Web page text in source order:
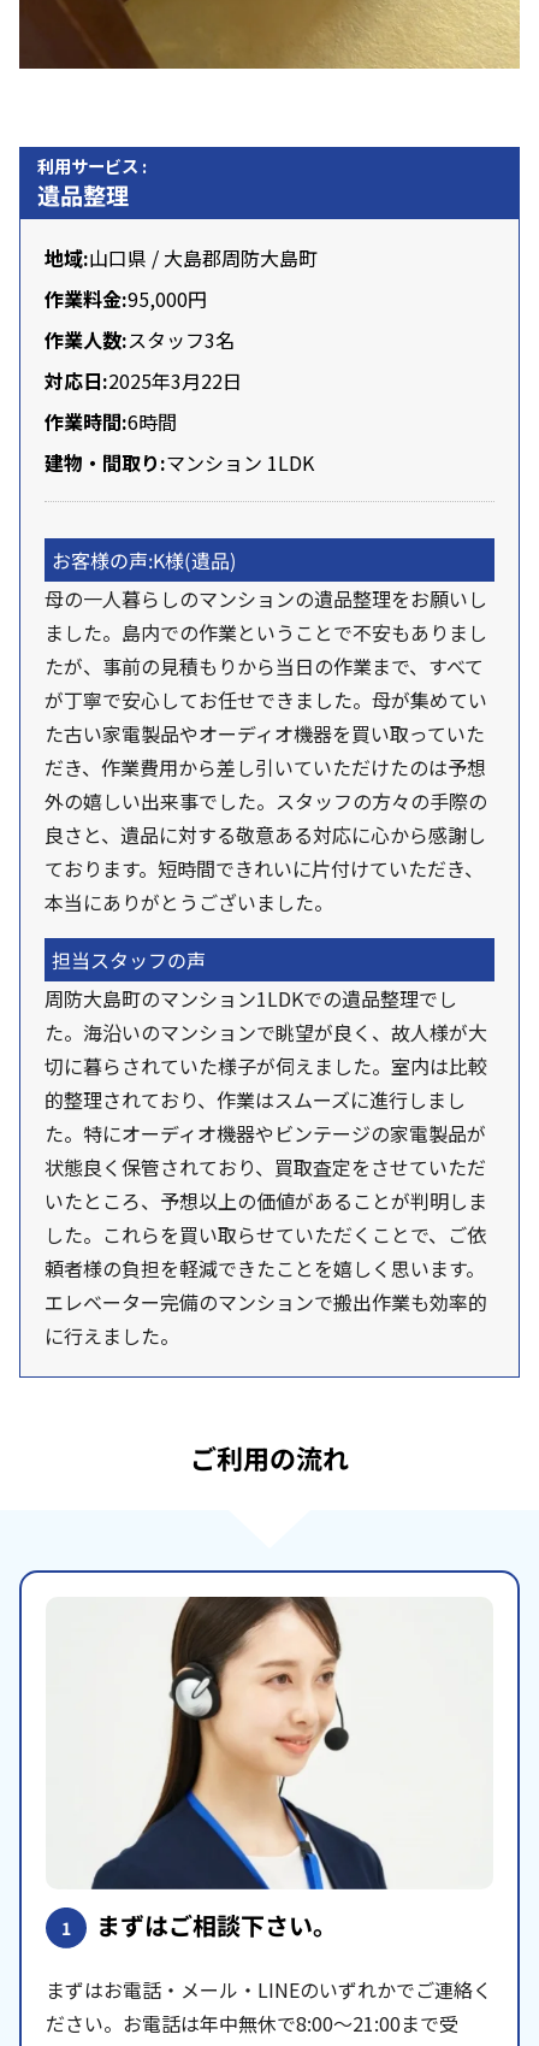
利用サービス :
遺品整理
地域:山口県 / 大島郡周防大島町
作業料金:95,000円
作業人数:スタッフ3名
対応日:2025年3月22日
作業時間:6時間
建物・間取り:マンション 1LDK
お客様の声:K様(遺品)
母の一人暮らしのマンションの遺品整理をお願いし
ました。島内での作業ということで不安もありまし
たが、事前の見積もりから当日の作業まで、すべて
が丁寧で安心してお任せできました。母が集めてい
た古い家電製品やオーディオ機器を買い取っていた
だき、作業費用から差し引いていただけたのは予想
外の嬉しい出来事でした。スタッフの方々の手際の
良さと、遺品に対する敬意ある対応に心から感謝し
ております。短時間できれいに片付けていただき、
本当にありがとうございました。
担当スタッフの声
周防大島町のマンション1LDKでの遺品整理でし
た。海沿いのマンションで眺望が良く、故人様が大
切に暮らされていた様子が伺えました。室内は比較
的整理されており、作業はスムーズに進行しまし
た。特にオーディオ機器やビンテージの家電製品が
状態良く保管されており、買取査定をさせていただ
いたところ、予想以上の価値があることが判明しま
した。これらを買い取らせていただくことで、ご依
頼者様の負担を軽減できたことを嬉しく思います。
エレベーター完備のマンションで搬出作業も効率的
に行えました。
ご利用の流れ
1 まずはご相談下さい。
まずはお電話・メール・LINEのいずれかでご連絡く
ださい。お電話は年中無休で8:00〜21:00まで受